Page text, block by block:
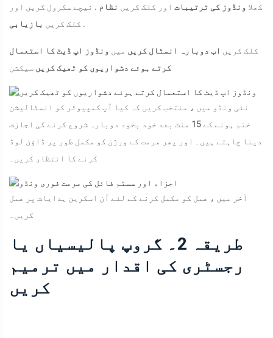
کھلا ونڈوز کی ترتیبات اور کلک کریں نظام . نیچے سکرول کریں اور
کلک کریں بازیابی .
کلک کریں اب دوبارہ انسٹال کریں میں ونڈوز اپ ڈیٹ کا استعمال
کرتے ہوئے دشواریوں کو ٹھیک کریں سیکشن
نئی ونڈو میں ، منتخب کریں کہ کیا آپ کمپیوٹر کو انسٹالیشن
ختم ہونے کے 15 منٹ بعد خود بخود دوبارہ شروع کرنے کی اجازت
دینا چاہتے ہیں۔ اور پھر مرمت کے ورژن کو مکمل طور پر ڈاؤن لوڈ
کرنے کا انتظار کریں۔
آخر میں ، عمل کو مکمل کرنے کے لئے آن اسکرین ہدایات پر عمل
کریں۔
طریقہ 2۔ گروپ پالیسیاں یا
رجسٹری کی اقدار میں ترمیم
کریں